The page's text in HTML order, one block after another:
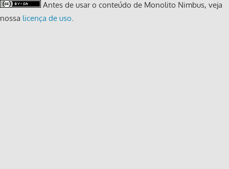
Antes de usar o conteúdo de Monolito Nimbus, veja
nossa licença de uso.